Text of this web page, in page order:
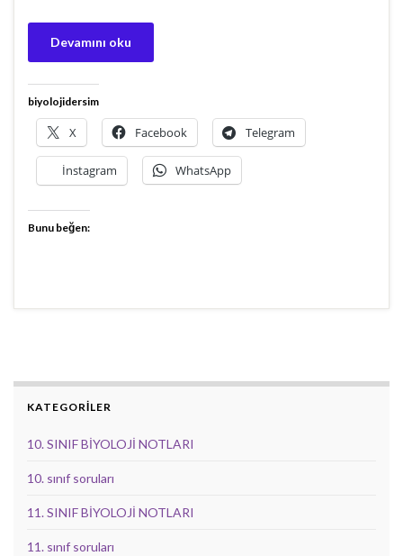
Devamını oku
biyolojidersim
X Facebook Telegram
İnstagram WhatsApp
Bunu beğen:
KATEGORİLER
10. SINIF BİYOLOJİ NOTLARI
10. sınıf soruları
11. SINIF BİYOLOJİ NOTLARI
11. sınıf soruları